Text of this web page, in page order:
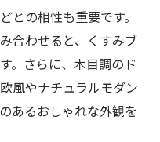
との相性も重要です。
合わせると、くすみブ
。さらに、木目調のド
風やナチュラルモダン
あるおしゃれな外観を